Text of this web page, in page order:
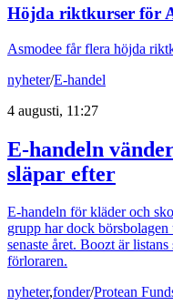
Höjda riktkurser för
Asmodee får flera höjda
nyheter/E-handel
4 augusti, 11:27
E-handeln
släpar efter
E-handeln för kläder och
grupp har dock
senaste året. Boozt är
förloraren.
nyheter,fonder/Protean